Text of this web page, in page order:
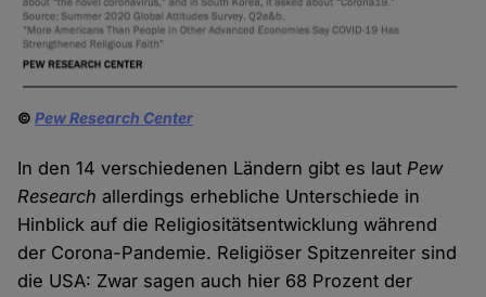
©Pew Research Center
In den 14 verschiedenen Ländern gibt es lautPew
Researchallerdings erhebliche Unterschiede in
Hinblick auf die Religiositätsentwicklung während
der Corona-Pandemie. Religiöser Spitzenreiter sind
die USA: Zwar sagen auch hier 68 Prozent der